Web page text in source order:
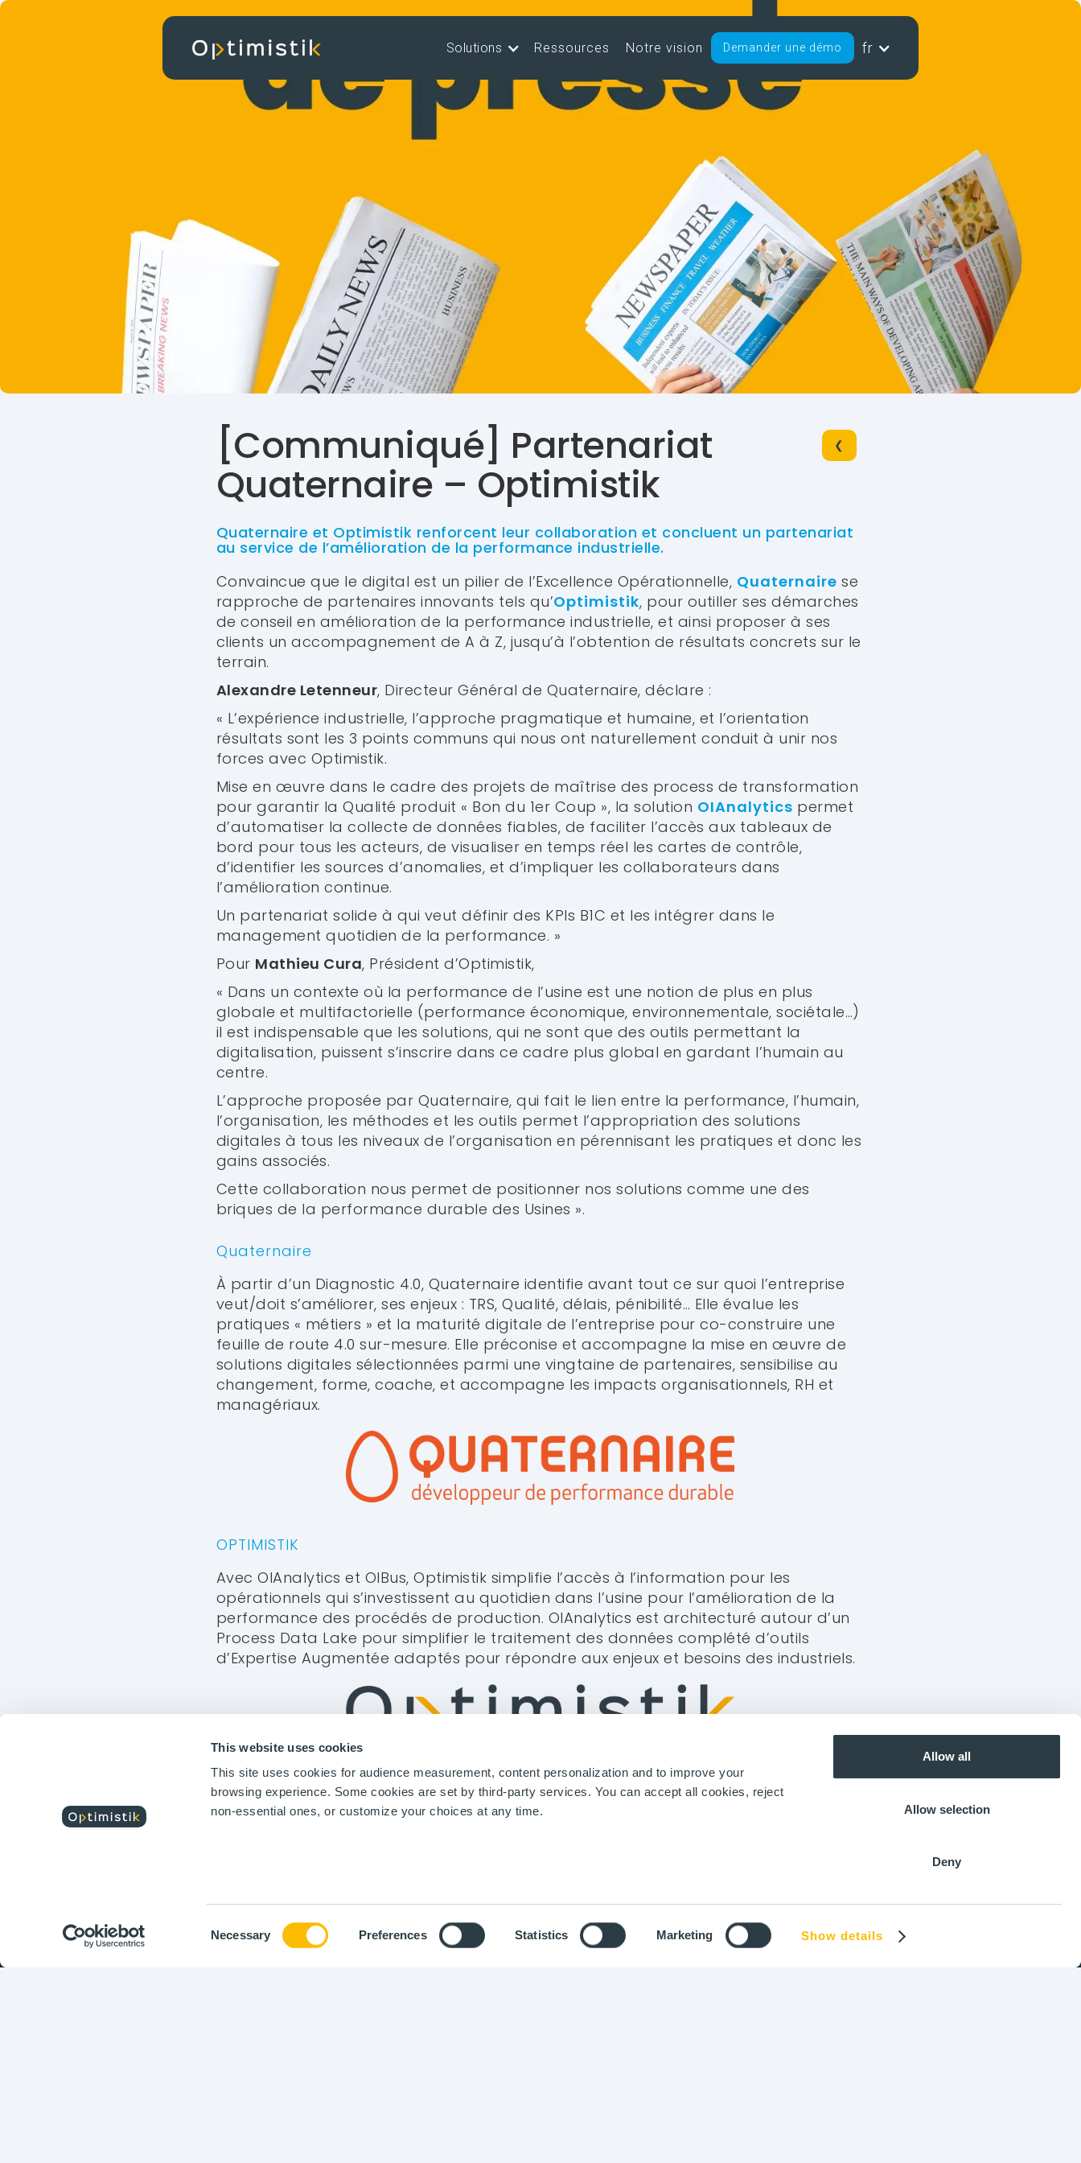
This website uses cookies
This site uses cookies for audience measurement, content personalization and to improve your
browsing experience. Some cookies are set by third-party services. You can accept all cookies, reject
non-essential ones, or customize your choices at any time.
Necessary Preferences Statistics Marketing Show details
Allow all
Allow selection
Deny
Solutions Ressources Notre vision Demander une démo fr
[Communiqué] Partenariat
Quaternaire – Optimistik
❮
Quaternaire et Optimistik renforcent leur collaboration et concluent un partenariat
au service de l’amélioration de la performance industrielle.
Convaincue que le digital est un pilier de l’Excellence Opérationnelle, Quaternaire se
rapproche de partenaires innovants tels qu’Optimistik, pour outiller ses démarches
de conseil en amélioration de la performance industrielle, et ainsi proposer à ses
clients un accompagnement de A à Z, jusqu’à l’obtention de résultats concrets sur le
terrain.
Alexandre Letenneur, Directeur Général de Quaternaire, déclare :
« L’expérience industrielle, l’approche pragmatique et humaine, et l’orientation
résultats sont les 3 points communs qui nous ont naturellement conduit à unir nos
forces avec Optimistik.
Mise en œuvre dans le cadre des projets de maîtrise des process de transformation
pour garantir la Qualité produit « Bon du 1er Coup », la solution OIAnalytics permet
d’automatiser la collecte de données fiables, de faciliter l’accès aux tableaux de
bord pour tous les acteurs, de visualiser en temps réel les cartes de contrôle,
d’identifier les sources d’anomalies, et d’impliquer les collaborateurs dans
l’amélioration continue.
Un partenariat solide à qui veut définir des KPIs B1C et les intégrer dans le
management quotidien de la performance. »
Pour Mathieu Cura, Président d’Optimistik,
« Dans un contexte où la performance de l’usine est une notion de plus en plus
globale et multifactorielle (performance économique, environnementale, sociétale…)
il est indispensable que les solutions, qui ne sont que des outils permettant la
digitalisation, puissent s’inscrire dans ce cadre plus global en gardant l’humain au
centre.
L’approche proposée par Quaternaire, qui fait le lien entre la performance, l’humain,
l’organisation, les méthodes et les outils permet l’appropriation des solutions
digitales à tous les niveaux de l’organisation en pérennisant les pratiques et donc les
gains associés.
Cette collaboration nous permet de positionner nos solutions comme une des
briques de la performance durable des Usines ».
Quaternaire
À partir d’un Diagnostic 4.0, Quaternaire identifie avant tout ce sur quoi l’entreprise
veut/doit s’améliorer, ses enjeux : TRS, Qualité, délais, pénibilité… Elle évalue les
pratiques « métiers » et la maturité digitale de l’entreprise pour co-construire une
feuille de route 4.0 sur-mesure. Elle préconise et accompagne la mise en œuvre de
solutions digitales sélectionnées parmi une vingtaine de partenaires, sensibilise au
changement, forme, coache, et accompagne les impacts organisationnels, RH et
managériaux.
OPTIMISTIK
Avec OIAnalytics et OIBus, Optimistik simplifie l’accès à l’information pour les
opérationnels qui s’investissent au quotidien dans l’usine pour l’amélioration de la
performance des procédés de production. OIAnalytics est architecturé autour d’un
Process Data Lake pour simplifier le traitement des données complété d’outils
d’Expertise Augmentée adaptés pour répondre aux enjeux et besoins des industriels.
Chambéry – Mai 2020
de l'industrie.
INDUSTRIE OEM
OIAnalytics
Témoignages
SECTEURS
Pâte et Papier
Matériaux
Energie et Utilités
Pharma
Agroalimentaire
RESSOURCES
Podcast
À PROPOS
Shanghai
+86 186 0179 0990
AMÉRIQUES
Copyright © Optimistik 2015 -2026 Mentions légales-Données personnelles-Cookies